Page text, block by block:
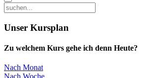
Unser Kursplan
Zu welchem Kurs gehe ich denn Heute?
Nach Monat